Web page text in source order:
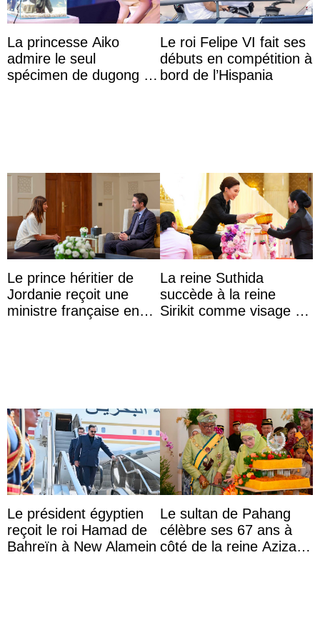
La princesse Aiko
admire le seul
spécimen de dugong en
Le roi Felipe VI fait ses
débuts en compétition à
bord de l’Hispania
Le prince héritier de
Jordanie reçoit une
ministre française en
La reine Suthida
succède à la reine
Sirikit comme visage de
Le président égyptien
reçoit le roi Hamad de
Bahreïn à New Alamein
Le sultan de Pahang
célèbre ses 67 ans à
côté de la reine Azizah